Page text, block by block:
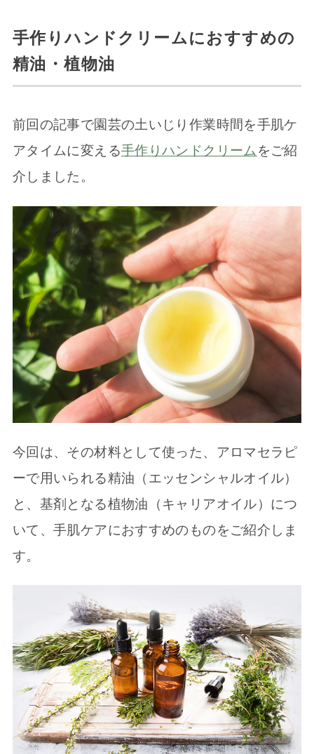
手作りハンドクリームにおすすめの
精油・植物油
前回の記事で園芸の土いじり作業時間を手肌ケ
アタイムに変える手作りハンドクリームをご紹
介しました。
今回は、その材料として使った、アロマセラピ
ーで用いられる精油（エッセンシャルオイル）
と、基剤となる植物油（キャリアオイル）につ
いて、手肌ケアにおすすめのものをご紹介しま
す。